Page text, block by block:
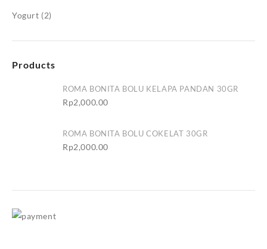
Yogurt (2)
Products
ROMA BONITA BOLU KELAPA PANDAN 30GR
Rp2,000.00
ROMA BONITA BOLU COKELAT 30GR
Rp2,000.00